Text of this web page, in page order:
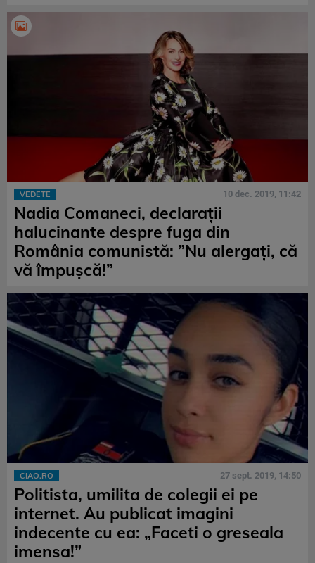
VEDETE 10 dec. 2019, 11:42
Nadia Comaneci, declarații
halucinante despre fuga din
România comunistă: ”Nu alergaţi, că
vă împuşcă!”
CIAO.RO 27 sept. 2019, 14:50
Politista, umilita de colegii ei pe
internet. Au publicat imagini
indecente cu ea: „Faceti o greseala
imensa!”